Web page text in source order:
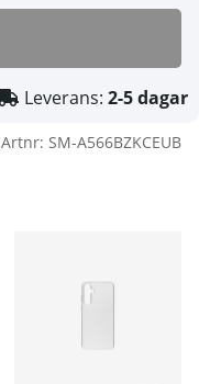
Leverans: 2-5 dagar
Artnr: SM-A566BZKCEUB